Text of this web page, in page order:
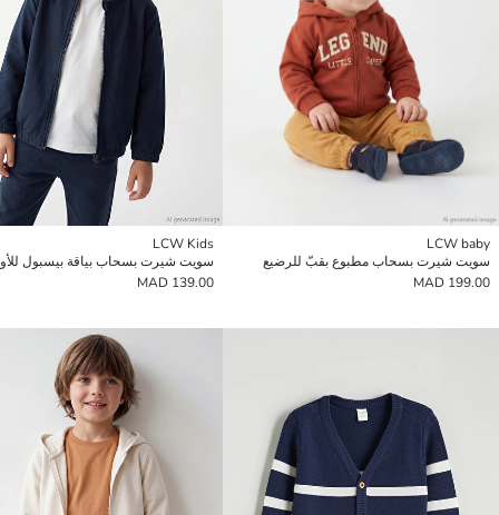
LCW baby
سويت شيرت بسحاب مطبوع بقبّ للرضيع
199.00 MAD
LCW Kids
سويت شيرت بسحاب بياقة بيسبول
139.00 MAD